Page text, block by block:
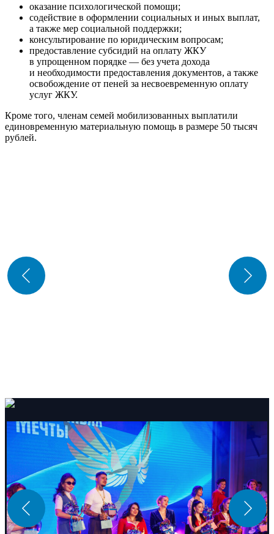
оказание психологической помощи;
содействие в оформлении социальных и иных выплат,
а также мер социальной поддержки;
консультирование по юридическим вопросам;
предоставление субсидий на оплату ЖКУ
в упрощенном порядке — без учета дохода
и необходимости предоставления документов, а также
освобождение от пеней за несвоевременную оплату
услуг ЖКУ.
Кроме того, членам семей мобилизованных выплатили
единовременную материальную помощь в размере 50 тысяч
рублей.